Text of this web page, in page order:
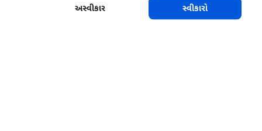
અસ્વીકાર સ્વીકારો